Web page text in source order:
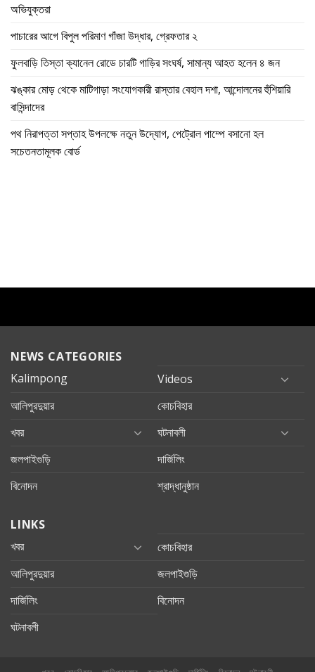
অভিযুক্তরা
পাচারের আগে বিপুল পরিমাণ গাঁজা উদ্ধার, গ্রেফতার ২
ফুলবাড়ি তিস্তা ক্যানেল রোডে চারটি গাড়ির সংঘর্ষ, সামান্য আহত হলেন ৪ জন
ঝঙ্কার মোড় থেকে মাটিগাড়া সংযোগকারী রাস্তার বেহাল দশা, আন্দোলনের হুঁশিয়ারি
বাসিন্দাদের
পথ নিরাপত্তা সপ্তাহ উপলক্ষে নতুন উদ্যোগ, পেট্রোল পাম্পে বসানো হল
সচেতনতামূলক বোর্ড
NEWS CATEGORIES
Kalimpong
Videos
আলিপুরদুয়ার
কোচবিহার
খবর
ঘটনাবলী
জলপাইগুড়ি
দার্জিলিং
বিনোদন
শ্রাদ্ধানুষ্ঠান
LINKS
খবর
কোচবিহার
আলিপুরদুয়ার
জলপাইগুড়ি
দার্জিলিং
বিনোদন
ঘটনাবলী